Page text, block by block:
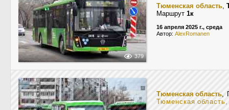
379
Тюменская область,
Маршрут 1к
16 апреля 2025 г., среда
Автор: AlexRomanen
Тюменская область,
Тюменская область